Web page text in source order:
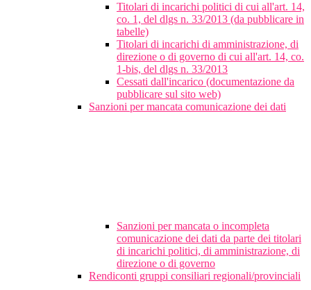
Titolari di incarichi politici di cui all'art. 14,
co. 1, del dlgs n. 33/2013 (da pubblicare in
tabelle)
Titolari di incarichi di amministrazione, di
direzione o di governo di cui all'art. 14, co.
1-bis, del dlgs n. 33/2013
Cessati dall'incarico (documentazione da
pubblicare sul sito web)
Sanzioni per mancata comunicazione dei dati
Sanzioni per mancata o incompleta
comunicazione dei dati da parte dei titolari
di incarichi politici, di amministrazione, di
direzione o di governo
Rendiconti gruppi consiliari regionali/provinciali